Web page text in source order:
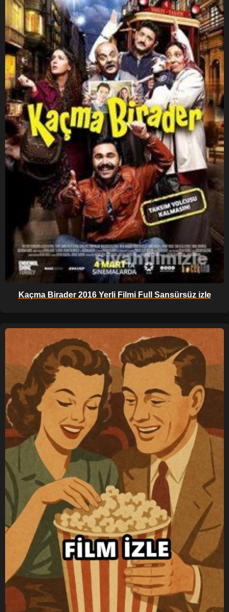
Kaçma Birader 2016 Yerli Filmi Full Sansürsüz izle